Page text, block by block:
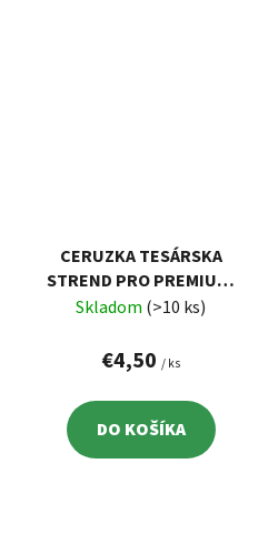
CERUZKA TESÁRSKA
STREND PRO PREMIUM,
SO SPONOU, OCEĽOVÁ
STRÚHADLOM, SO 6
TUHAMI
Skladom (>10 ks)
€4,50 / ks
DO KOŠÍKA